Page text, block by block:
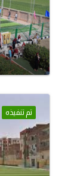
تم تنفيذه